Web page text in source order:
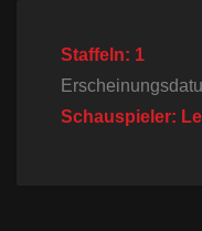
Staffeln: 1
Schauspieler: